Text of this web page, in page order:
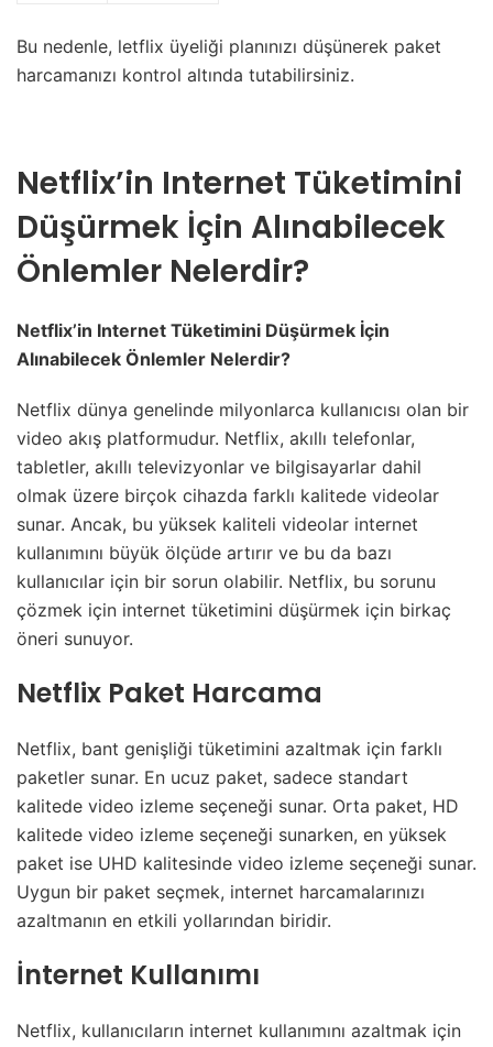
Bu nedenle, letflix üyeliği planınızı düşünerek paket
harcamanızı kontrol altında tutabilirsiniz.
Netflix’in Internet Tüketimini
Düşürmek İçin Alınabilecek
Önlemler Nelerdir?
Netflix’in Internet Tüketimini Düşürmek İçin
Alınabilecek Önlemler Nelerdir?
Netflix dünya genelinde milyonlarca kullanıcısı olan bir
video akış platformudur. Netflix, akıllı telefonlar,
tabletler, akıllı televizyonlar ve bilgisayarlar dahil
olmak üzere birçok cihazda farklı kalitede videolar
sunar. Ancak, bu yüksek kaliteli videolar internet
kullanımını büyük ölçüde artırır ve bu da bazı
kullanıcılar için bir sorun olabilir. Netflix, bu sorunu
çözmek için internet tüketimini düşürmek için birkaç
öneri sunuyor.
Netflix Paket Harcama
Netflix, bant genişliği tüketimini azaltmak için farklı
paketler sunar. En ucuz paket, sadece standart
kalitede video izleme seçeneği sunar. Orta paket, HD
kalitede video izleme seçeneği sunarken, en yüksek
paket ise UHD kalitesinde video izleme seçeneği sunar.
Uygun bir paket seçmek, internet harcamalarınızı
azaltmanın en etkili yollarından biridir.
İnternet Kullanımı
Netflix, kullanıcıların internet kullanımını azaltmak için